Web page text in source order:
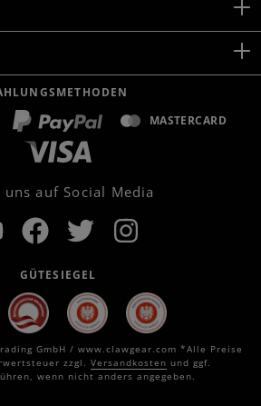
MASTERCARD
uns auf Social Media
GÜTESIEGEL
GmbH / www.clawgear.com *Alle Preise
zzgl. Versandkosten und ggf.
wenn nicht anders angegeben.